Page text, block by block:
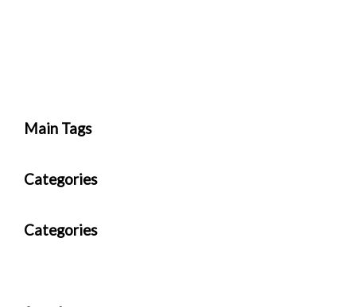
Main Tags
Categories
Categories